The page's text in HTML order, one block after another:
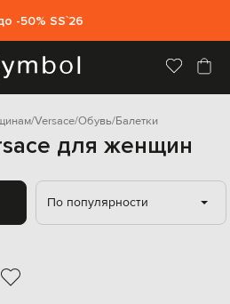
-50% SS`26
Versace Обувь Балетки
для женщин
По популярности